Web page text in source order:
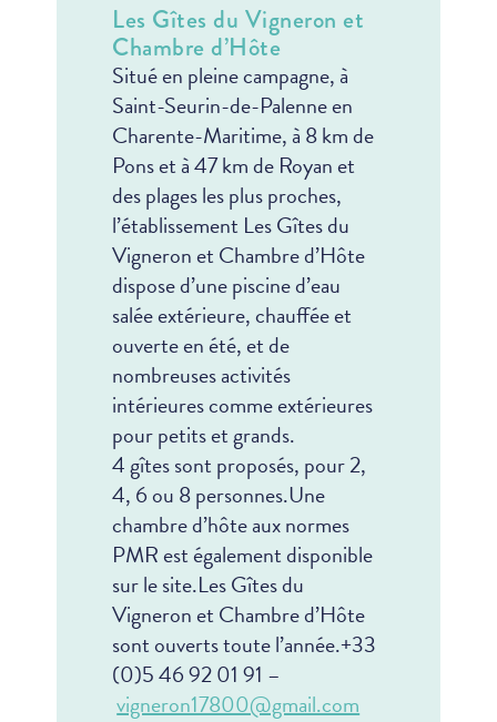
Les Gîtes du Vigneron et
Chambre d’Hôte
Situé en pleine campagne, à
Saint-Seurin-de-Palenne en
Charente-Maritime, à 8 km de
Pons et à 47 km de Royan et
des plages les plus proches,
l’établissement Les Gîtes du
Vigneron et Chambre d’Hôte
dispose d’une piscine d’eau
salée extérieure, chauffée et
ouverte en été, et de
nombreuses activités
intérieures comme extérieures
pour petits et grands.
4 gîtes sont proposés, pour 2,
4, 6 ou 8 personnes.Une
chambre d’hôte aux normes
PMR est également disponible
sur le site.Les Gîtes du
Vigneron et Chambre d’Hôte
sont ouverts toute l’année.+33
(0)5 46 92 01 91 –
vigneron17800@gmail.com